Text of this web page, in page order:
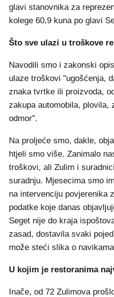
glavi stanovnika za
kolege 60,9 kuna po glavi
Što sve ulazi u troškove
Navodili smo i zakonski
ulaze troškovi "ugošćenja,
znaka tvrtke ili proizvoda,
zakupa automobila, plovila,
odmor".
Na proljeće smo, dakle,
htjeli smo više. Zanimalo
troškovi, ali Zulim i
suradnju. Mjesecima smo
na intervenciju povjerenika
podatke koje danas
Seget nije do kraja
zasad, dostavila svaki
može steći slika o
U kojim je restoranima
Inače, od 72 Zulimova